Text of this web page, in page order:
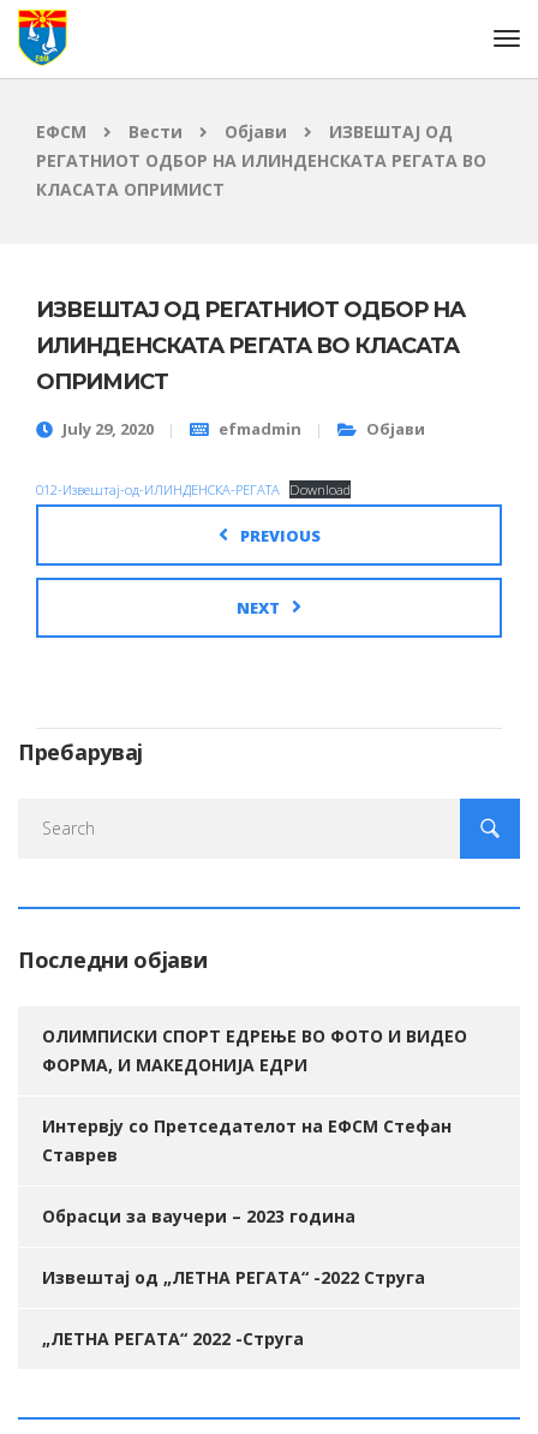
ЕФСМ Вести Објави
ИЗВЕШТАЈ ОД
РЕГАТНИОТ ОДБОР НА ИЛИНДЕНСКАТА РЕГАТА ВО
КЛАСАТА ОПРИМИСТ
ИЗВЕШТАЈ ОД РЕГАТНИОТ ОДБОР НА
ИЛИНДЕНСКАТА РЕГАТА ВО КЛАСАТА
ОПРИМИСТ
July 29, 2020 efmadmin Објави
012-Извештај-од-ИЛИНДЕНСКА-РЕГАТА Download
PREVIOUS
NEXT
Пребарувај
Последни објави
ОЛИМПИСКИ СПОРТ ЕДРЕЊЕ ВО ФОТО И ВИДЕО
ФОРМА, И МАКЕДОНИЈА ЕДРИ
Интервју со Претседателот на ЕФСМ Стефан
Ставрев
Обрасци за ваучери – 2023 година
Извештај од „ЛЕТНА РЕГАТА“ -2022 Струга
„ЛЕТНА РЕГАТА“ 2022 -Струга